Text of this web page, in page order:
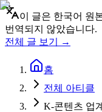
이 글은 한국어 원
번역되지 않았습니다.
전체 글 보기 →
홈
전체 아티클
K-콘텐츠 업